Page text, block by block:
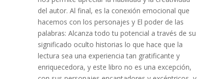
del autor. Al final, es la conexión emocional que
hacemos con los personajes y El poder de las
palabras: Alcanza todo tu potencial a través de su
significado oculto historias lo que hace que la
lectura sea una experiencia tan gratificante y
enriquecedora, y este libro no es una excepción,